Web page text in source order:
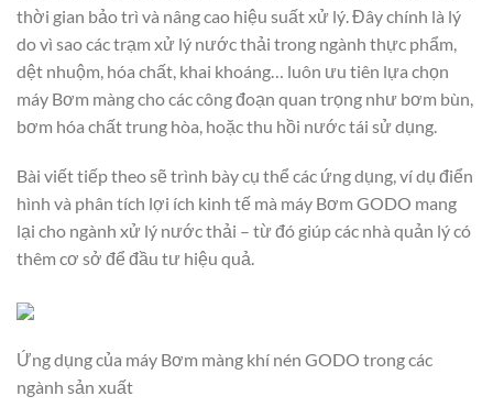
thời gian bảo trì và nâng cao hiệu suất xử lý. Đây chính là lý
do vì sao các trạm xử lý nước thải trong ngành thực phẩm,
dệt nhuộm, hóa chất, khai khoáng… luôn ưu tiên lựa chọn
máy Bơm màng cho các công đoạn quan trọng như bơm bùn,
bơm hóa chất trung hòa, hoặc thu hồi nước tái sử dụng.
Bài viết tiếp theo sẽ trình bày cụ thể các ứng dụng, ví dụ điển
hình và phân tích lợi ích kinh tế mà máy Bơm GODO mang
lại cho ngành xử lý nước thải – từ đó giúp các nhà quản lý có
thêm cơ sở để đầu tư hiệu quả.
Ứng dụng của máy Bơm màng khí nén GODO trong các
ngành sản xuất